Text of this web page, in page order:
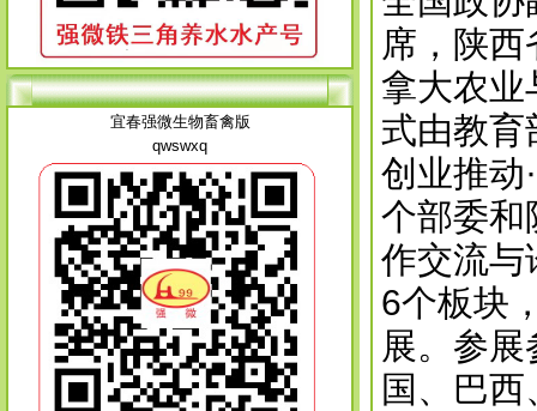
宜春强微生物畜禽版
qwswxq
席，陕
拿大农业
式由教育
创业推动
个部委和
作交流与
6个板块
展。参
国、巴